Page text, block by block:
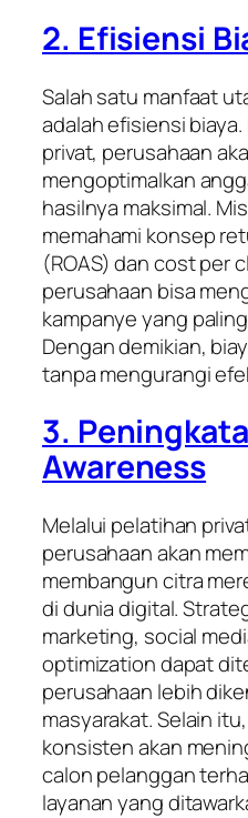
2. Efisiensi
Salah satu manfaat
adalah efisiensi
privat, perusahaan
mengoptimalkan
hasilnya maksimal.
memahami konsep
(ROAS)dancost per
perusahaan bisa
kampanye yang
Dengan demikian,
tanpa mengurangi
3.
Awareness
Melalui pelatihan
perusahaan akan
membangun citra
di dunia digital.
marketing, social
optimizationdapat
perusahaan lebih
masyarakat. Selain
konsisten akan
calon pelanggan
layanan yang